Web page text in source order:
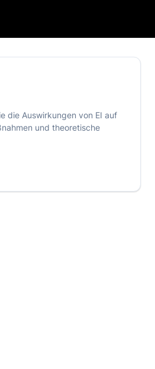
die Auswirkungen von EI auf
und theoretische